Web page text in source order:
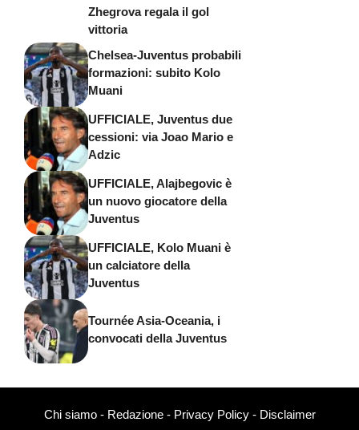
Zhegrova regala il gol
vittoria
Chelsea-Juventus probabili
formazioni: subito Kolo
Muani
UFFICIALE, Juventus due
cessioni: via Joao Mario e
Adzic
UFFICIALE, Alajbegovic è
un nuovo giocatore della
Juventus
UFFICIALE, Kolo Muani è
un calciatore della
Juventus
Tournée Asia-Oceania, i
convocati della Juventus
Chi siamo- Redazione- Privacy Policy- Disclaimer